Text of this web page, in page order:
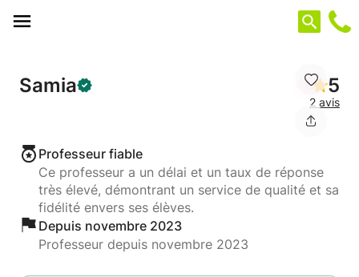
Samia 5
2 avis
Professeur fiable
Ce professeur a un délai et un taux de réponse
très élevé, démontrant un service de qualité et sa
fidélité envers ses élèves.
Depuis novembre 2023
Professeur depuis novembre 2023